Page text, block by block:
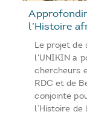
l’Histoire
Le projet de
l'UNIKIN a
chercheurs
RDC et de
conjointe
l’Histoire de